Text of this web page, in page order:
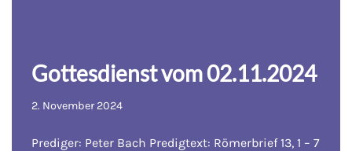
Gottesdienst vom 02.11.2024
2. November 2024
Prediger: Peter Bach Predigtext: Römerbrief 13, 1 – 7